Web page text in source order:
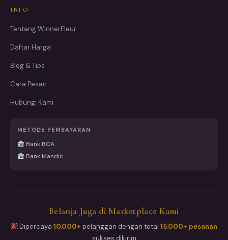
INFO
Tentang WinnerFleur
Daftar Harga
Blog & Tips
Cara Pesan
Hubungi Kami
METODE PEMBAYARAN
Bank BCA
Bank Mandiri
Belanja Juga di Marketplace Kami
Dipercaya10.000+ pelanggan dengan total15.000+ pesanan
sukses dikirim